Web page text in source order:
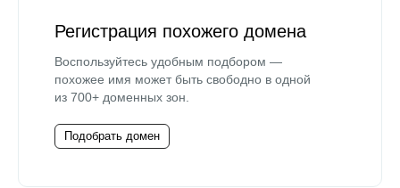
Регистрация похожего домена
Воспользуйтесь удобным подбором —
похожее имя может быть свободно в одной
из 700+ доменных зон.
Подобрать домен